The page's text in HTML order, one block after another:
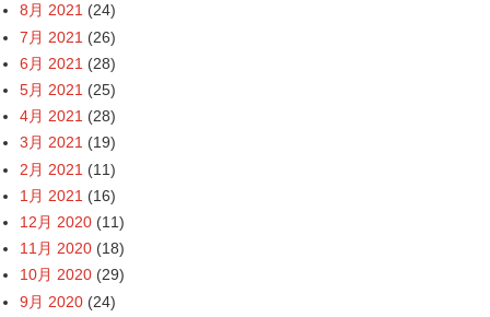
8月 2021 (24)
7月 2021 (26)
6月 2021 (28)
5月 2021 (25)
4月 2021 (28)
3月 2021 (19)
2月 2021 (11)
1月 2021 (16)
12月 2020 (11)
11月 2020 (18)
10月 2020 (29)
9月 2020 (24)